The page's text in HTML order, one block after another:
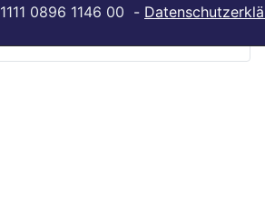
1111 0896 1146 00 -